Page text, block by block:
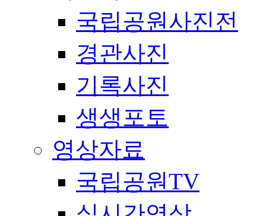
국립공원사진전
경관사진
기록사진
생생포토
영상자료
국립공원TV